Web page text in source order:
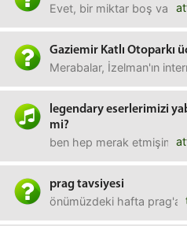
Evet, bir miktar boş
Gaziemir Katlı Otoparkı
Merabalar, İzelman'ın
legendary eserlerimizi
mi?
ben hep merak
prag tavsiyesi
önümüzdeki hafta prag'a